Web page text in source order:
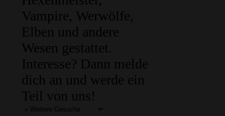
Vampire, Werwölfe,
Elben und andere
Wesen gestattet.
Interesse? Dann melde
dich an und werde ein
Teil von uns!